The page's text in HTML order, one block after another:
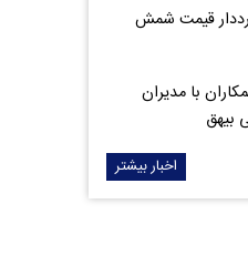
قیمت شمش
با مدیران
بیهق
اخبار بیشتر